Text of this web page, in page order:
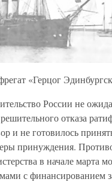
«Герцог
России не
отказа
и не готовилось
принуждения.
в начале марта
с финансированием